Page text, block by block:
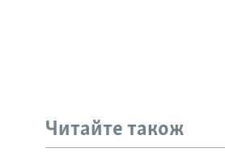
Читайте також